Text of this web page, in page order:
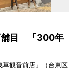
舗目 「300年
草観音前店」（台東区